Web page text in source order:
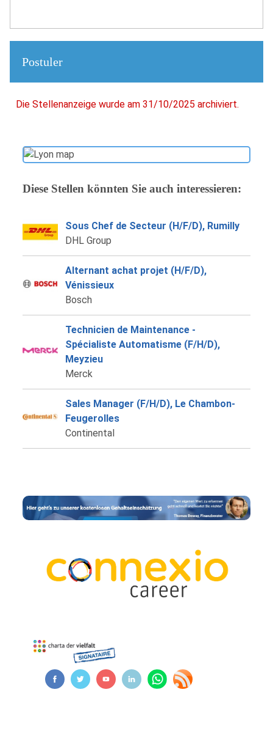
Postuler
Die Stellenanzeige wurde am 31/10/2025 archiviert.
Diese Stellen könnten Sie auch interessieren:
Sous Chef de Secteur (H/F/D), Rumilly
DHL Group
Alternant achat projet (H/F/D),
Vénissieux
Bosch
Technicien de Maintenance -
Spécialiste Automatisme (F/H/D),
Meyzieu
Merck
Sales Manager (F/H/D), Le Chambon-
Feugerolles
Continental